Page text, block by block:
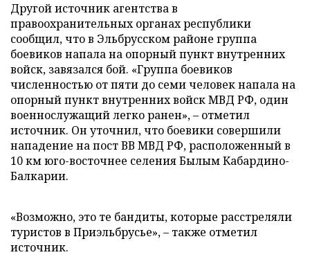
Другой источник агентства в
правоохранительных органах республики
сообщил, что в Эльбрусском районе группа
боевиков напала на опорный пункт внутренних
войск, завязался бой. «Группа боевиков
численностью от пяти до семи человек напала на
опорный пункт внутренних войск МВД РФ, один
военнослужащий легко ранен»,– отметил
источник. Он уточнил, что боевики совершили
нападение на пост ВВ МВД РФ, расположенный в
10 км юго-восточнее селения Былым Кабардино-
Балкарии.
«Возможно, это те бандиты, которые расстреляли
туристов в Приэльбрусье»,– также отметил
источник.